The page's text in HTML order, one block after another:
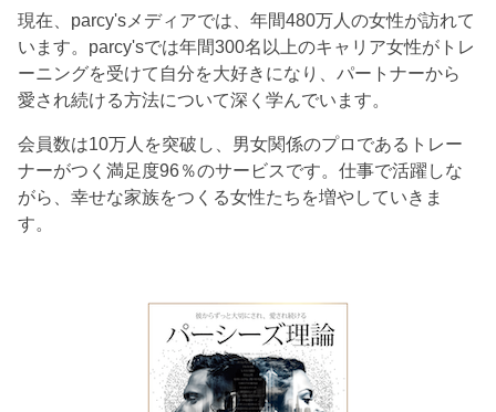
現在、parcy'sメディアでは、年間480万人の女性が訪れて
います。parcy'sでは年間300名以上のキャリア女性がトレ
ーニングを受けて自分を大好きになり、パートナーから
愛され続ける方法について深く学んでいます。
会員数は10万人を突破し、男女関係のプロであるトレー
ナーがつく満足度96％のサービスです。仕事で活躍しな
がら、幸せな家族をつくる女性たちを増やしていきま
す。